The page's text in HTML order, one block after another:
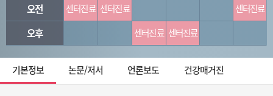
오전
센터진료 센터진료 센터진료
오후 센터진료 센터진료
기본정보 논문/저서 언론보도 건강매거진